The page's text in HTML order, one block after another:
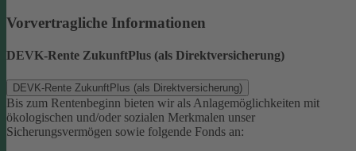
Vorvertragliche Informationen
DEVK-Rente ZukunftPlus (als Direktversicherung)
DEVK-Rente ZukunftPlus (als Direktversicherung)
Bis zum Rentenbeginn bieten wir als Anlagemöglichkeiten mit
ökologischen und/oder sozialen Merkmalen unser
Sicherungsvermögen sowie folgende Fonds an: